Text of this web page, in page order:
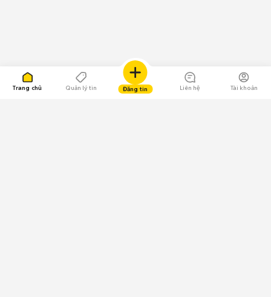
Trang chủ Quản lý tin Đăng tin Liên hệ Tài khoản